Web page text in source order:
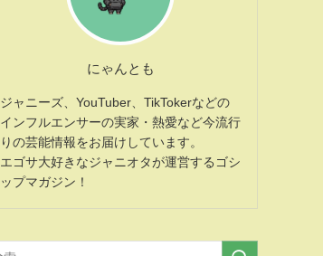
にゃんとも
ジャニーズ、YouTuber、TikTokerなどの
インフルエンサーの実家・熱愛など今流行
りの芸能情報をお届けしています。
エゴサ大好きなジャニオタが運営するゴシ
ップマガジン！